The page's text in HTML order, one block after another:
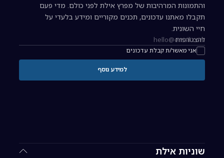
שוניות אילת
והתמונות המרהיבות של מפרץ אילת לפני כולם. מדי פעם
תקבלו מאתנו עדכונים, תכנים מקוריים ומידע בלעדי על
חיי השונית.
כתובת אימייל להרשמה לניוזלטר
אני מאשר/ת קבלת עדכונים
להצטרפות
למידע נוסף